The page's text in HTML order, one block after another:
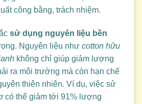
công bằng, trách nhiệm.
sử dụng nguyên liệu bền
Nguyên liệu như cotton hữu
không chỉ giúp giảm lượng
ra môi trường mà còn hạn chế
thiên nhiên. Ví dụ, việc sử
có thể giảm tới 91% lượng